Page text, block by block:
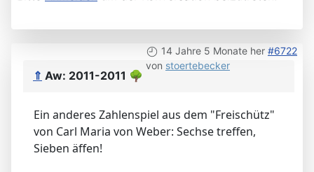
14 Jahre 5 Monate her #6722
von stoertebecker
⇑ Aw: 2011-2011 🌳
Ein anderes Zahlenspiel aus dem "Freischütz"
von Carl Maria von Weber: Sechse treffen,
Sieben äffen!